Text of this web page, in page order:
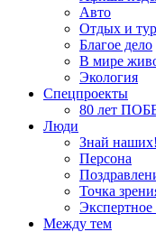
Авто
Отдых и
Благое дело
В мире
Экология
Спецпроекты
80 лет
Люди
Знай наших!
Персона
Точка
Между тем